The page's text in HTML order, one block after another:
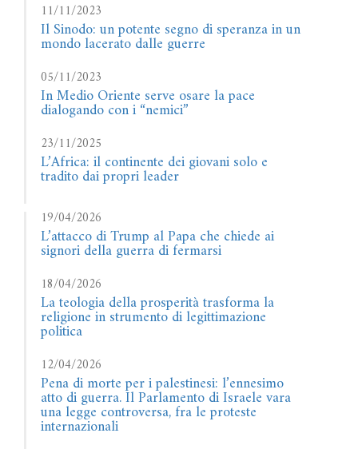
11/11/2023
Il Sinodo: un potente segno di speranza in un
mondo lacerato dalle guerre
05/11/2023
In Medio Oriente serve osare la pace
dialogando con i “nemici”
23/11/2025
L’Africa: il continente dei giovani solo e
tradito dai propri leader
19/04/2026
L’attacco di Trump al Papa che chiede ai
signori della guerra di fermarsi
18/04/2026
La teologia della prosperità trasforma la
religione in strumento di legittimazione
politica
12/04/2026
Pena di morte per i palestinesi: l’ennesimo
atto di guerra. Il Parlamento di Israele vara
una legge controversa, fra le proteste
internazionali